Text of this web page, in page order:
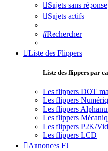
Sujets sans réponse
Sujets actifs
Rechercher
Liste des Flippers
Liste des flippers par
Les flippers DOT
Les flippers
Les flippers
Les flippers
Les flippers P2K/
Les flippers LCD
Annonces FJ